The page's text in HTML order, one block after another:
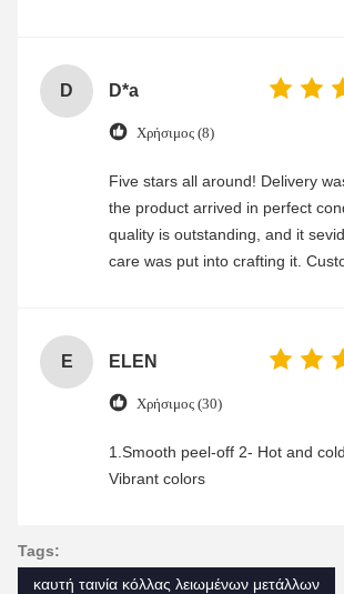
D D*a
Χρήσιμος (8)
Five stars all around! Delivery
the product arrived in perfect
quality is outstanding, and it
care was put into crafting it.
E ELEN
Χρήσιμος (30)
1.Smooth peel-off 2- Hot and
Vibrant colors
Tags:
καυτή ταινία κόλλας λειωμένων μετάλλων